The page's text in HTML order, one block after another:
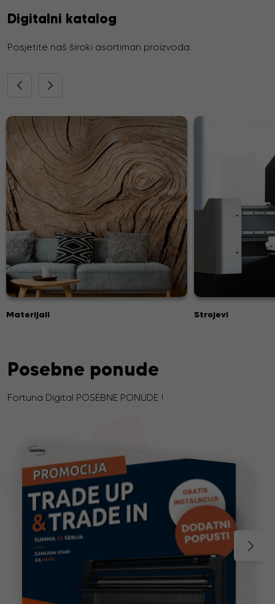
Digitalni katalog
Posjetite naš široki asortiman proizvoda.
Materijali Strojevi
Posebne ponude
Fortuna Digital POSEBNE PONUDE !